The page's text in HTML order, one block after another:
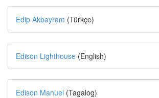
Edip Akbayram (Türkçe)
Edison Lighthouse (English)
Edison Manuel (Tagalog)